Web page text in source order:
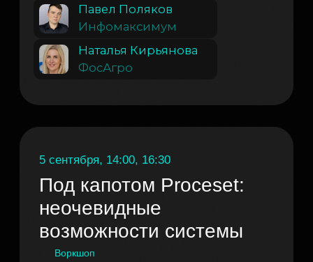
данных: повышение точности
анализа неоптимальных
оптимизации.
Process Mining:
процесса.
превратить инсайты в план
по оптимизации.
Готовая коробочная
аналитика для SAP и других
закупочных-систем.
Conformance Checking:
автоматический аудит
соблюдения регламентов.